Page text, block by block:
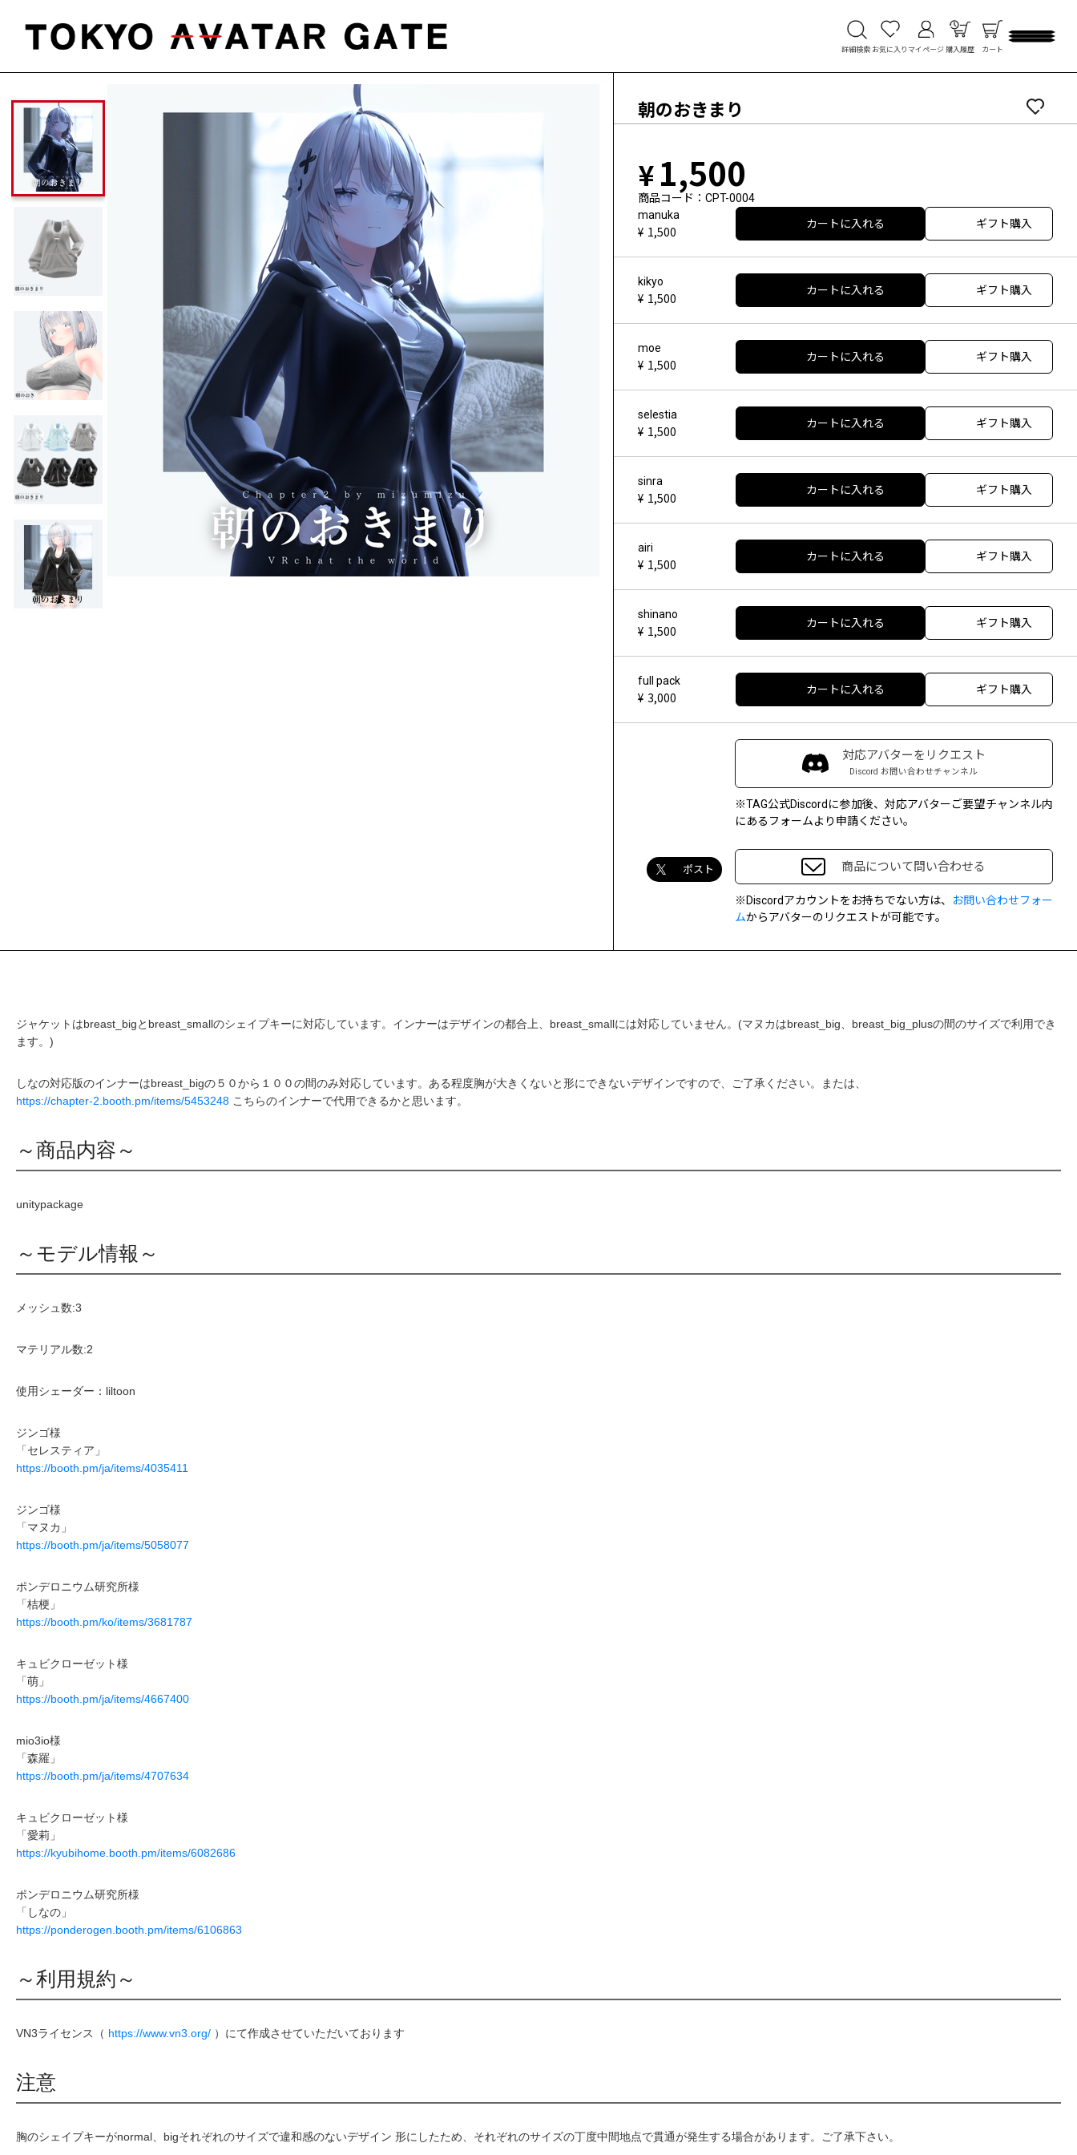
詳細検索 お気に入り マイページ 購入履歴 カート
朝のおきまり
1,500
商品コード
CPT-0004
manuka
1,500
カートに入れる ギフト購入
kikyo
1,500
カートに入れる ギフト購入
moe
1,500
カートに入れる ギフト購入
selestia
1,500
カートに入れる ギフト購入
sinra
1,500
カートに入れる ギフト購入
airi
1,500
カートに入れる ギフト購入
shinano
1,500
カートに入れる ギフト購入
full pack
3,000
カートに入れる ギフト購入
対応アバターをリクエスト
Discord お問い合わせチャンネル
※TAG公式Discordに参加後、対応アバターご要望チャンネル内
にあるフォームより申請ください。
ポスト 商品について問い合わせる
※Discordアカウントをお持ちでない方は、
お問い合わせフォー
ムからアバターのリクエストが可能です。
ジャケットはbreast_bigとbreast_smallのシェイプキーに対応しています。インナーはデザインの都合上、breast_smallには対応していません。(マヌカはbreast_big、breast_big_plusの間のサイズで利用でき
ます。)
しなの対応版のインナーはbreast_bigの５０から１００の間のみ対応しています。ある程度胸が大きくないと形にできないデザインですので、ご了承ください。または、
https://chapter-2.booth.pm/items/5453248 こちらのインナーで代用できるかと思います。
～商品内容～
unitypackage
～モデル情報～
メッシュ数:3
マテリアル数:2
使用シェーダー：liltoon
ジンゴ様
「セレスティア」
https://booth.pm/ja/items/4035411
ジンゴ様
「マヌカ」
https://booth.pm/ja/items/5058077
ポンデロニウム研究所様
「桔梗」
https://booth.pm/ko/items/3681787
キュビクローゼット様
「萌」
https://booth.pm/ja/items/4667400
mio3io様
「森羅」
https://booth.pm/ja/items/4707634
キュビクローゼット様
「愛莉」
https://kyubihome.booth.pm/items/6082686
ポンデロニウム研究所様
「しなの」
https://ponderogen.booth.pm/items/6106863
～利用規約～
VN3ライセンス（ https://www.vn3.org/ ）にて作成させていただいております
注意
胸のシェイプキーがnormal、bigそれぞれのサイズで違和感のないデザイン 形にしたため、それぞれのサイズの丁度中間地点で貫通が発生する場合があります。ご了承下さい。